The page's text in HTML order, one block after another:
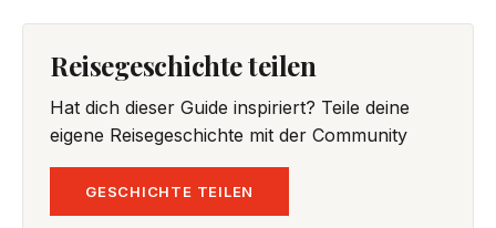
Reisegeschichte teilen
Hat dich dieser Guide inspiriert? Teile deine
eigene Reisegeschichte mit der Community
GESCHICHTE TEILEN